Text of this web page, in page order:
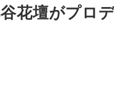
花壇がプロ